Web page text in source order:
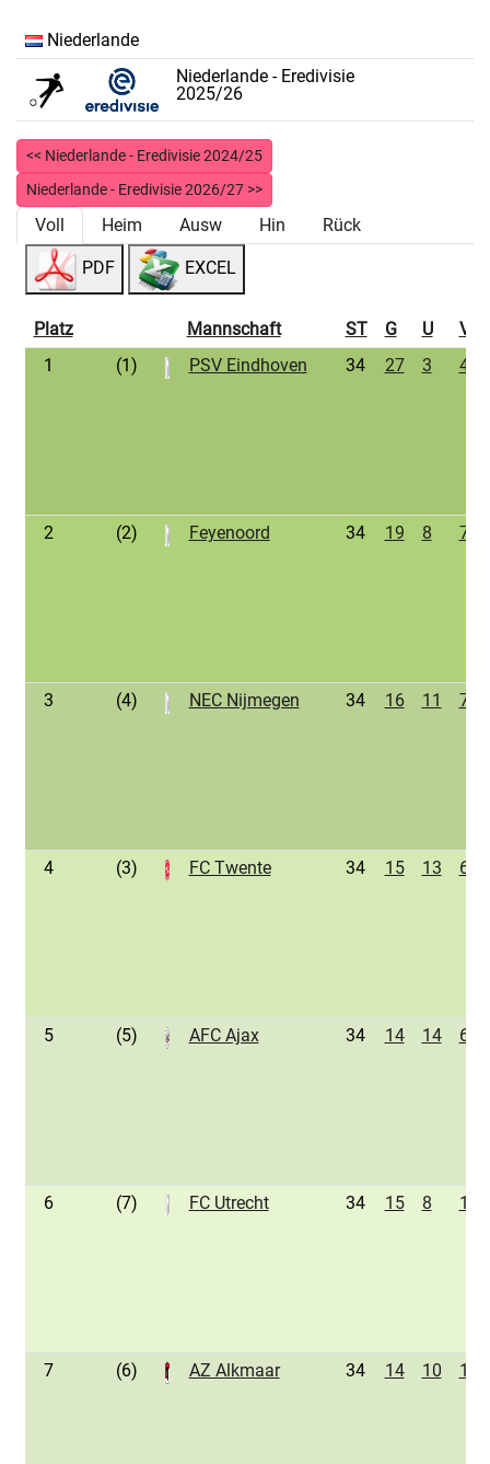
Niederlande
Niederlande - Eredivisie
2025/26
<< Niederlande - Eredivisie 2024/25
Niederlande - Eredivisie 2026/27 >>
Voll Heim Ausw Hin Rück
PDF EXCEL
Platz Mannschaft ST G U
V
1
(1) PSV Eindhoven 34 27 3 4
2 (2) Feyenoord 34 19 8 7
3 (4) NEC Nijmegen 34 16 11 7
4 (3) FC Twente 34 15 13 6
5 (5) AFC Ajax 34 14 14 6
6 (7) FC Utrecht 34 15 8 11
7 (6) AZ Alkmaar 34 14 10 10